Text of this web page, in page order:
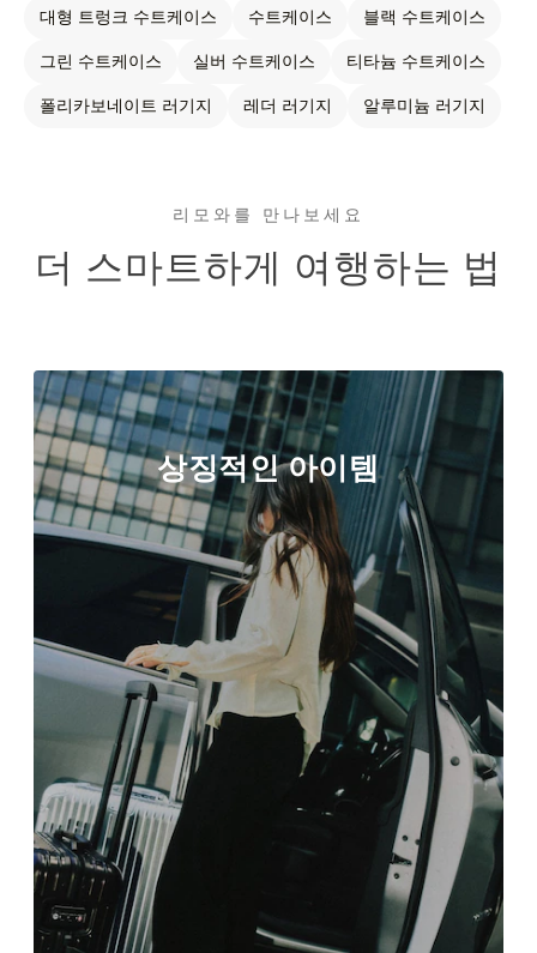
대형 트렁크 수트케이스 수트케이스 블랙 수트케이스
그린 수트케이스 실버 수트케이스 티타늄 수트케이스
폴리카보네이트 러기지 레더 러기지 알루미늄 러기지
리모와를 만나보세요
더 스마트하게 여행하는 법
상징적인 아이템